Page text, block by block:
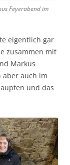
Feyerabend im
eigentlich gar
zusammen mit
Markus
aber auch im
und das